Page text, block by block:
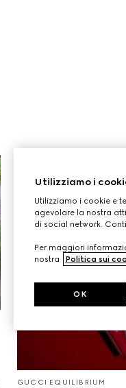
GUCCI EQUILIBRIUM
Utilizziamo i
Utilizziamo i cookie e
agevolare la nostra
di social network.
Per maggiori
nostra
Politica sui
OK